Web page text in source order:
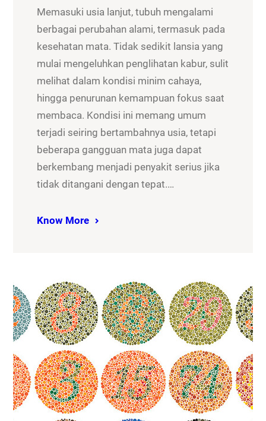
Memasuki usia lanjut, tubuh mengalami
berbagai perubahan alami, termasuk pada
kesehatan mata. Tidak sedikit lansia yang
mulai mengeluhkan penglihatan kabur, sulit
melihat dalam kondisi minim cahaya,
hingga penurunan kemampuan fokus saat
membaca. Kondisi ini memang umum
terjadi seiring bertambahnya usia, tetapi
beberapa gangguan mata juga dapat
berkembang menjadi penyakit serius jika
tidak ditangani dengan tepat.…
Know More